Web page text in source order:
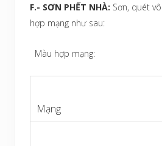
F.- SƠN PHẾT NHÀ: Sơn, quét
hợp mạng như sau:
Màu hợp mạng: